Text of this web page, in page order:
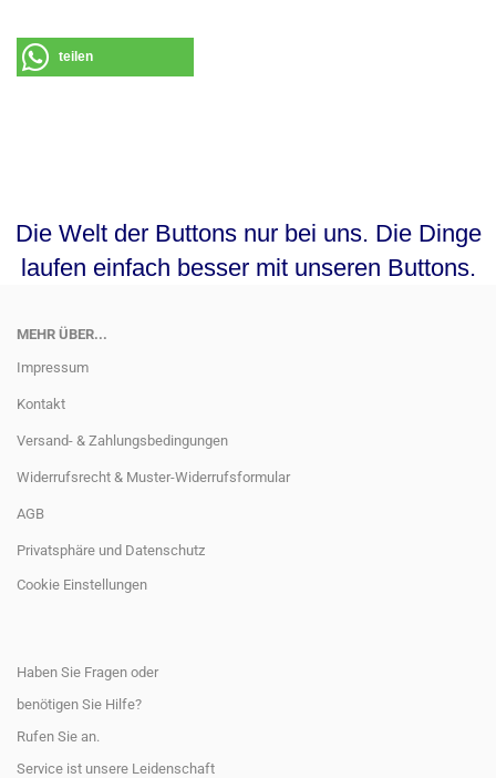
teilen
Die Welt der Buttons nur bei uns. Die Dinge
laufen einfach besser mit unseren Buttons.
MEHR ÜBER...
Impressum
Kontakt
Versand- & Zahlungsbedingungen
Widerrufsrecht & Muster-Widerrufsformular
AGB
Privatsphäre und Datenschutz
Cookie Einstellungen
Haben Sie Fragen oder
benötigen Sie Hilfe?
Rufen Sie an.
Service ist unsere Leidenschaft